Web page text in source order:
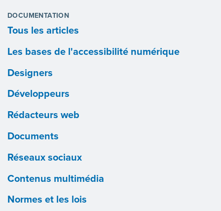
DOCUMENTATION
Tous les articles
Les bases de l'accessibilité numérique
Designers
Développeurs
Rédacteurs web
Documents
Réseaux sociaux
Contenus multimédia
Normes et les lois